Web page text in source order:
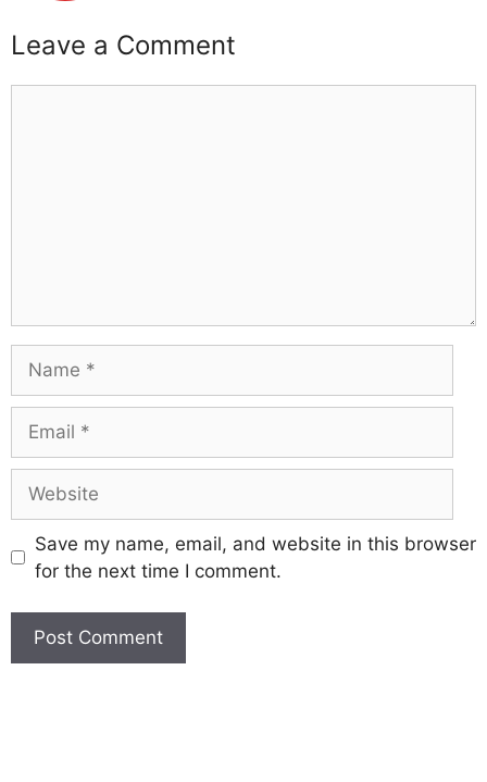
Leave a Comment
Save my name, email, and website in this browser
for the next time I comment.